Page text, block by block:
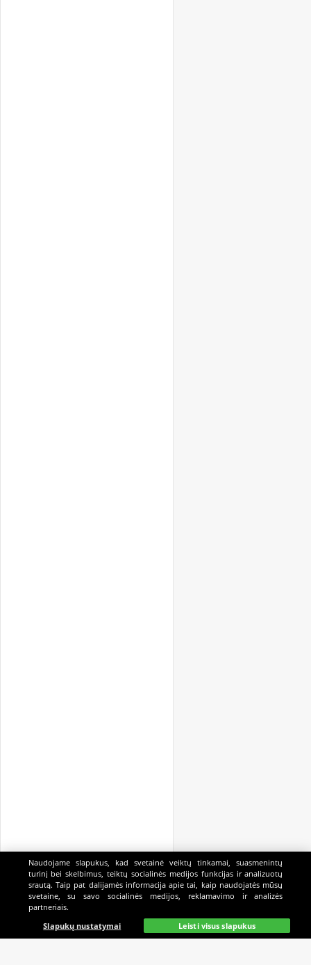
Pagrindinis Gyvai Paieška Mano Kazino
Naudojame slapukus, kad svetainė veiktų tinkamai, suasmenintų
turinį bei skelbimus, teiktų socialinės medijos funkcijas ir analizuotų
srautą. Taip pat dalijamės informacija apie tai, kaip naudojatės mūsų
svetaine, su savo socialinės medijos, reklamavimo ir analizės
partneriais.
Slapukų nustatymai
Leisti visus slapukus